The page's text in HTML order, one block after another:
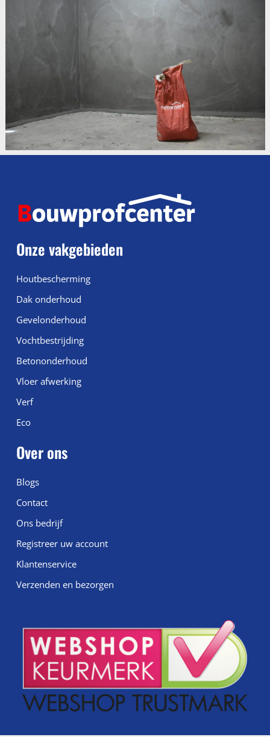
Onze vakgebieden
Houtbescherming
Dak onderhoud
Gevelonderhoud
Vochtbestrijding
Betononderhoud
Vloer afwerking
Verf
Eco
Over ons
Blogs
Contact
Ons bedrijf
Registreer uw account
Klantenservice
Verzenden en bezorgen